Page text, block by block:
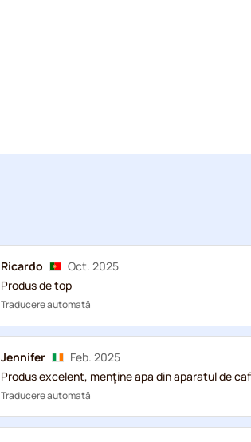
Ricardo
Oct. 2025
Produs de top
Traducere automată
Jennifer
Feb. 2025
Produs excelent, menține apa din aparatul de
Traducere automată